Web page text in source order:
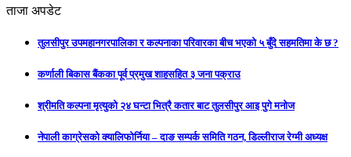
ताजा अपडेट
तुलसीपुर उपमहानगरपालिका र कल्पनाका परिवारका बीच भएको ५ बुँदे सहमतिमा के छ ?
कर्णाली बिकास बैंकका पूर्व प्रमुख शाहसहित ३ जना पक्राउ
श्रीमति कल्पना मृत्युको २४ घन्टा भित्रै कतार बाट तुलसीपुर आइ पुगे मनोज
नेपाली काग्रेसको क्यालिफोर्निया – दाङ सम्पर्क समिति गठन, डिल्लीराज रेग्मी अध्यक्ष